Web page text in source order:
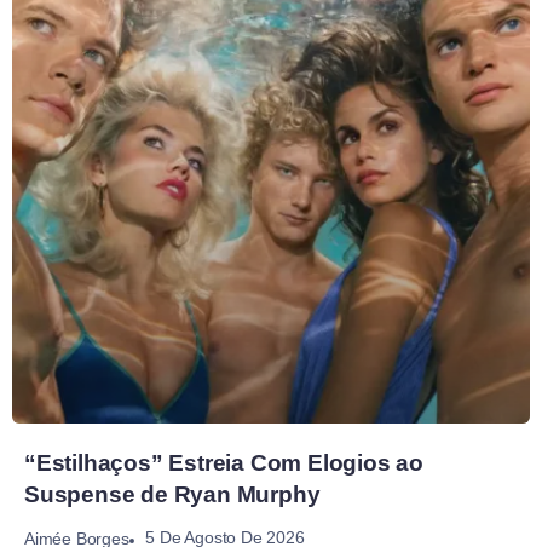
“Estilhaços” Estreia Com Elogios ao
Suspense de Ryan Murphy
Aimée Borges 5 De Agosto De 2026